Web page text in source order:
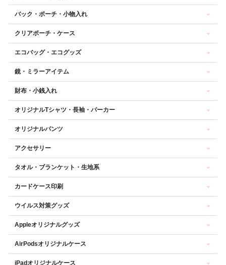
バック・ポーチ・小物入れ
クリアポーチ・ケース
エコバッグ・エコグッズ
鏡・ミラーアイテム
財布・小銭入れ
オリジナルTシャツ・長袖・パーカー
オリジナルパンツ
アクセサリー
タオル・ブランケット・生地系
カードケース印刷
ウイルス対策グッズ
Appleオリジナルグッズ
AirPodsオリジナルケース
iPadオリジナルケース